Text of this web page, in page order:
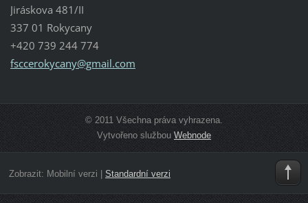
Jiráskova 481/II
337 01 Rokycany
+420 739 244 774
fsccerokycany@gmail.com
© 2011 Všechna práva vyhrazena.
Vytvořeno službou Webnode
Zobrazit: Mobilní verzi Standardní verzi